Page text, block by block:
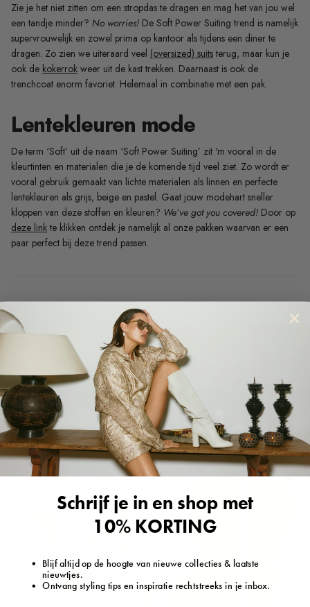
Zie je het niet zitten om een stropdas te dragen en mag het van jou wel
een tandje minder? No worries! De Soft Power Suiting trend is namelijk
supervrouwelijk en zowel prima op kantoor als tijdens een diner te
dragen. Zo zien we uiteraard veel (oversized) suits terug, maar kun je
ook de kokerrok weer uit de kast trekken. Daarnaast is ook de
trenchcoat enorm favoriet. Helemaal in combinatie met een pak.
Lentekleuren mode
De term ‘Soft’ uit de naam ‘Soft Power Suiting’ zit ‘m vooral in de
kleurtinten en materialen die je de komende tijd veel ziet. Zo wordt er
vooral gebruik gemaakt van lichte materialen als linnen en perfecte
lentekleuren als grijs, beige en pastel. Gaat jouw modehart sneller
kloppen van deze stoffen en kleuren? We’ve got you covered! Door op
deze link te klikken ontdek je namelijk al onze pakken waarvan er een
paar perfect bij deze trend passen.
Schrijf je in en shop met
10% KORTING
Blijf altijd op de hoogte van nieuwe collecties & laatste
nieuwtjes.
Ontvang styling tips en inspiratie rechtstreeks in je inbox.